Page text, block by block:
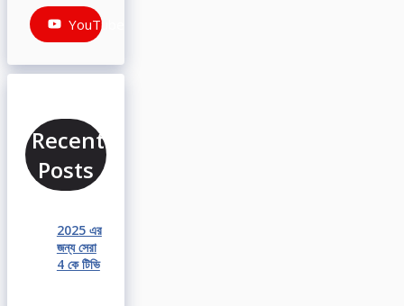
YouTube
Recent
Posts
2025 এর
জন্য সেরা
4 কে টিভি